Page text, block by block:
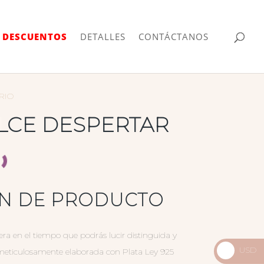
DETALLES CONTÁCTANOS
DESPERTAR
DE PRODUCTO
en el tiempo que podrás lucir distinguida y
elaborada con Plata Ley 925
USD